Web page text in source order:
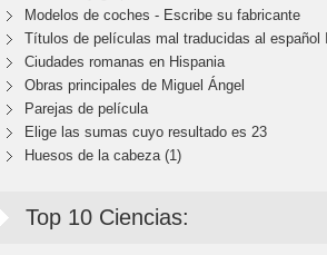
Modelos de coches - Escribe su fabricante
Títulos de películas mal traducidas al español II
Ciudades romanas en Hispania
Obras principales de Miguel Ángel
Parejas de película
Elige las sumas cuyo resultado es 23
Huesos de la cabeza (1)
Top 10 Ciencias: